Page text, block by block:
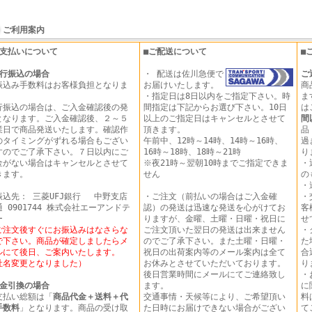
ご利用案内
払いについて
振込の場合
込み手数料はお客様負担となりま
振込の場合は、ご入金確認後の発
なります。ご入金確認後、２～５
日で商品発送いたします。確認作
タイミングがずれる場合もござい
のでご了承下さい。７日以内にご
がない場合はキャンセルとさせて
す。
込先： 三菱UFJ銀行 中野支店
0901744 株式会社エーアンドテ
文後すぐにお振込みはなさらな
下さい。商品が確定しましたらメ
にて後日、ご案内いたします。
名変更となりました）
引換の場合
払い総額は「 商品代金＋送料＋代
数料 」となります。商品の受け取
■ご配送について
・ 配送は佐川急便で
お届けいたします。
・指定日は8日以内をご指定下さい。時
間指定は下記からお選び下さい。10日
以上のご指定日はキャンセルとさせて
頂きます。
午前中、12時～14時、14時～16時、
16時～18時、18時～21時
※夜21時～翌朝10時までご指定できま
せん
・ご注文（前払いの場合はご入金確
認）の発送は迅速な発送を心がけてお
りますが、金曜、土曜・日曜・祝日に
ご注文頂いた翌日の発送は出来ません
のでご了承下さい。また土曜・日曜・
祝日の出荷案内等のメール案内は全て
お休みとさせていただいております。
後日営業時間にメールにてご連絡致し
ます。
交通事情・天候等により、ご希望頂い
た日時にお届けできない場合がござい
■
ご
商
ま
は
間
品
過
り
の
客
せ
た
合
り
に
料
て